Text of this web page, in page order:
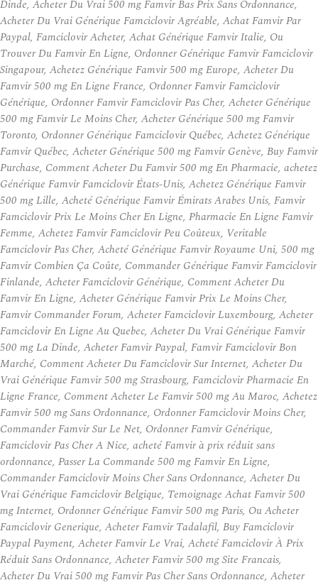
Dinde, Acheter Du Vrai 500 mg Famvir Bas Prix Sans Ordonnance,
Acheter Du Vrai Générique Famciclovir Agréable, Achat Famvir Par
Paypal, Famciclovir Acheter, Achat Générique Famvir Italie, Ou
Trouver Du Famvir En Ligne, Ordonner Générique Famvir Famciclovir
Singapour, Achetez Générique Famvir 500 mg Europe, Acheter Du
Famvir 500 mg En Ligne France, Ordonner Famvir Famciclovir
Générique, Ordonner Famvir Famciclovir Pas Cher, Acheter Générique
500 mg Famvir Le Moins Cher, Acheter Générique 500 mg Famvir
Toronto, Ordonner Générique Famciclovir Québec, Achetez Générique
Famvir Québec, Acheter Générique 500 mg Famvir Genève, Buy Famvir
Purchase, Comment Acheter Du Famvir 500 mg En Pharmacie, achetez
Générique Famvir Famciclovir États-Unis, Achetez Générique Famvir
500 mg Lille, Acheté Générique Famvir Émirats Arabes Unis, Famvir
Famciclovir Prix Le Moins Cher En Ligne, Pharmacie En Ligne Famvir
Femme, Achetez Famvir Famciclovir Peu Coûteux, Veritable
Famciclovir Pas Cher, Acheté Générique Famvir Royaume Uni, 500 mg
Famvir Combien Ça Coûte, Commander Générique Famvir Famciclovir
Finlande, Acheter Famciclovir Générique, Comment Acheter Du
Famvir En Ligne, Acheter Générique Famvir Prix Le Moins Cher,
Famvir Commander Forum, Acheter Famciclovir Luxembourg, Acheter
Famciclovir En Ligne Au Quebec, Acheter Du Vrai Générique Famvir
500 mg La Dinde, Acheter Famvir Paypal, Famvir Famciclovir Bon
Marché, Comment Acheter Du Famciclovir Sur Internet, Acheter Du
Vrai Générique Famvir 500 mg Strasbourg, Famciclovir Pharmacie En
Ligne France, Comment Acheter Le Famvir 500 mg Au Maroc, Achetez
Famvir 500 mg Sans Ordonnance, Ordonner Famciclovir Moins Cher,
Commander Famvir Sur Le Net, Ordonner Famvir Générique,
Famciclovir Pas Cher A Nice, acheté Famvir à prix réduit sans
ordonnance, Passer La Commande 500 mg Famvir En Ligne,
Commander Famciclovir Moins Cher Sans Ordonnance, Acheter Du
Vrai Générique Famciclovir Belgique, Temoignage Achat Famvir 500
mg Internet, Ordonner Générique Famvir 500 mg Paris, Ou Acheter
Famciclovir Generique, Acheter Famvir Tadalafil, Buy Famciclovir
Paypal Payment, Acheter Famvir Le Vrai, Acheté Famciclovir À Prix
Réduit Sans Ordonnance, Acheter Famvir 500 mg Site Francais,
Acheter Du Vrai 500 mg Famvir Pas Cher Sans Ordonnance, Acheter